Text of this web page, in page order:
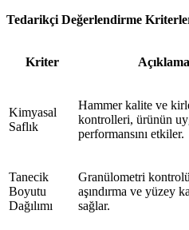
Tedarikçi Değerlendirme
Kriter Açıklama
Kimyasal
Saflık
Hammer kalite ve
kontrolleri, ürünün
performansını etkiler.
Tanecik
Boyutu
Dağılımı
Granülometri
aşındırma ve yüzey
sağlar.